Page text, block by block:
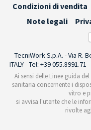
Condizioni di vendita
Note legali
TecniWork S.p.A. - Via R.
ITALY - Tel: +39 055.8991.71
Ai sensi delle Linee guida
sanitaria concernente i
vitro e
si avvisa l'utente che le
rivolte